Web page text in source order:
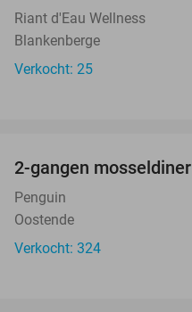
Riant d'Eau Wellness
Blankenberge
Verkocht: 25
2-gangen mosseldiner
Penguin
Oostende
Verkocht: 324